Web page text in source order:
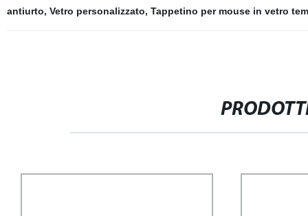
antiurto, Vetro personalizzato, Tappetino per mouse in vetro